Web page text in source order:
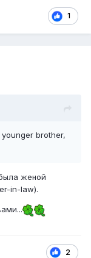
1
brother,
женой
in-law).
2